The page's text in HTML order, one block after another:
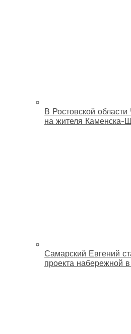
В Ростовской
на жителя Каменска-
Самарский Евгений
проекта набережной